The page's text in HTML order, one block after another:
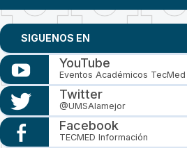
SIGUENOS EN
YouTube
Eventos Académicos TecMed
Twitter
@UMSAlamejor
Facebook
TECMED Información